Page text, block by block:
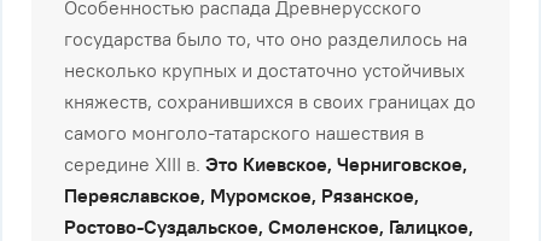
Особенностью распада Древнерусского
государства было то, что оно разделилось на
несколько крупных и достаточно устойчивых
княжеств, сохранившихся в своих границах до
самого монголо-татарского нашествия в
середине XIII в. Это Киевское, Черниговское,
Переяславское, Муромское, Рязанское,
Ростово-Суздальское, Смоленское, Галицкое,